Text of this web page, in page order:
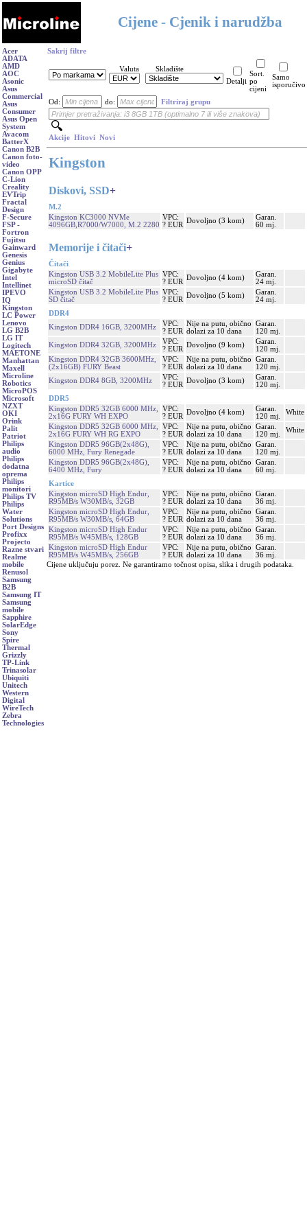
Cijene - Cjenik i narudžba
Acer
ADATA
AMD
AOC
Asonic
Asus
Commercial
Asus
Consumer
Asus Open
System
Avacom
BatterX
Canon B2B
Canon foto-
video
Canon OPP
C-Lion
Creality
EVTrip
Fractal
Design
F-Secure
FSP -
Fortron
Fujitsu
Gainward
Genesis
Genius
Gigabyte
Intel
Intellinet
IPEVO
IQ
Kingston
LC Power
Lenovo
LG B2B
LG IT
Logitech
MAETONE
Manhattan
Maxell
Microline
Robotics
MicroPOS
Microsoft
NZXT
OKI
Orink
Palit
Patriot
Philips
audio
Philips
dodatna
oprema
Philips
monitori
Philips TV
Philips
Water
Solutions
Port Designs
Profixx
Projecto
Razne stvari
Realme
mobile
Renusol
Samsung
B2B
Samsung IT
Samsung
mobile
Sapphire
SolarEdge
Sony
Spire
Thermal
Grizzly
TP-Link
Trinasolar
Ubiquiti
Unitech
Western
Digital
WireTech
Zebra
Technologies
Sakrij filtre
Valuta
Skladište
Detalji
Sort.
po
cijeni
Samo
isporučivo
Od: do: Filtriraj grupu
Akcije Hitovi Novi
Kingston
Diskovi, SSD+
M.2
Kingston KC3000 NVMe
4096GB,R7000/W7000, M.2 2280
VPC:
? EUR
Dovoljno (3 kom)
Garan.
60 mj.
Memorije i čitači+
Čitači
Kingston USB 3.2 MobileLite Plus
microSD čitač
VPC:
? EUR
Dovoljno (4 kom)
Garan.
24 mj.
Kingston USB 3.2 MobileLite Plus
SD čitač
VPC:
? EUR
Dovoljno (5 kom)
Garan.
24 mj.
DDR4
Kingston DDR4 16GB, 3200MHz
VPC:
? EUR
Nije na putu, obično
dolazi za 10 dana
Garan.
120 mj.
Kingston DDR4 32GB, 3200MHz
VPC:
? EUR
Dovoljno (9 kom)
Garan.
120 mj.
Kingston DDR4 32GB 3600MHz,
(2x16GB) FURY Beast
VPC:
? EUR
Nije na putu, obično
dolazi za 10 dana
Garan.
120 mj.
Kingston DDR4 8GB, 3200MHz
VPC:
? EUR
Dovoljno (3 kom)
Garan.
120 mj.
DDR5
Kingston DDR5 32GB 6000 MHz,
2x16G FURY WH EXPO
VPC:
? EUR
Dovoljno (4 kom)
Garan.
120 mj.
White
Kingston DDR5 32GB 6000 MHz,
2x16G FURY WH RG EXPO
VPC:
? EUR
Nije na putu, obično
dolazi za 10 dana
Garan.
120 mj.
White
Kingston DDR5 96GB(2x48G),
6000 MHz, Fury Renegade
VPC:
? EUR
Nije na putu, obično
dolazi za 10 dana
Garan.
120 mj.
Kingston DDR5 96GB(2x48G),
6400 MHz, Fury
VPC:
? EUR
Nije na putu, obično
dolazi za 10 dana
Garan.
60 mj.
Kartice
Kingston microSD High Endur,
R95MB/s W30MB/s, 32GB
VPC:
? EUR
Nije na putu, obično
dolazi za 10 dana
Garan.
36 mj.
Kingston microSD High Endur,
R95MB/s W30MB/s, 64GB
VPC:
? EUR
Nije na putu, obično
dolazi za 10 dana
Garan.
36 mj.
Kingston microSD High Endur
R95MB/s W45MB/s, 128GB
VPC:
? EUR
Nije na putu, obično
dolazi za 10 dana
Garan.
36 mj.
Kingston microSD High Endur
R95MB/s W45MB/s, 256GB
VPC:
? EUR
Nije na putu, obično
dolazi za 10 dana
Garan.
36 mj.
Cijene uključuju porez. Ne garantiramo točnost opisa, slika i drugih podataka.